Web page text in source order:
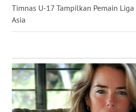
Timnas U-17 Tampilkan Pemain
Asia
WN
NIAS
LANGKAT
WN
TAPANULI
SELATAN